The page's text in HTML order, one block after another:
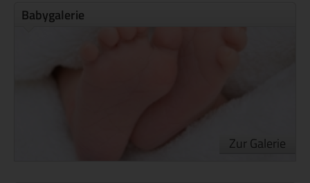
Babygalerie
Zur Galerie